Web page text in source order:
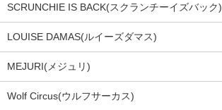
SCRUNCHIE IS BACK(スクランチーイズバック)
LOUISE DAMAS(ルイーズダマス)
MEJURI(メジュリ)
Wolf Circus(ウルフサーカス)